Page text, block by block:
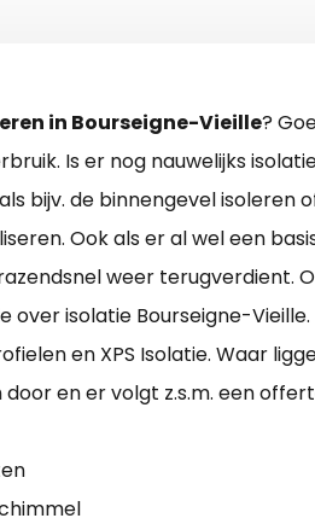
in Bourseigne-Vieille?
Is er nog nauwelijks
bijv. de binnengevel isoleren
Ook als er al wel een
weer terugverdient.
isolatie Bourseigne-
en XPS Isolatie. Waar
en er volgt z.s.m. een